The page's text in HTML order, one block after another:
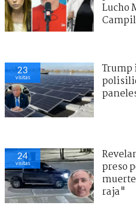
Lucho
26
visitas
Trump
22
visitas
preso
raja"